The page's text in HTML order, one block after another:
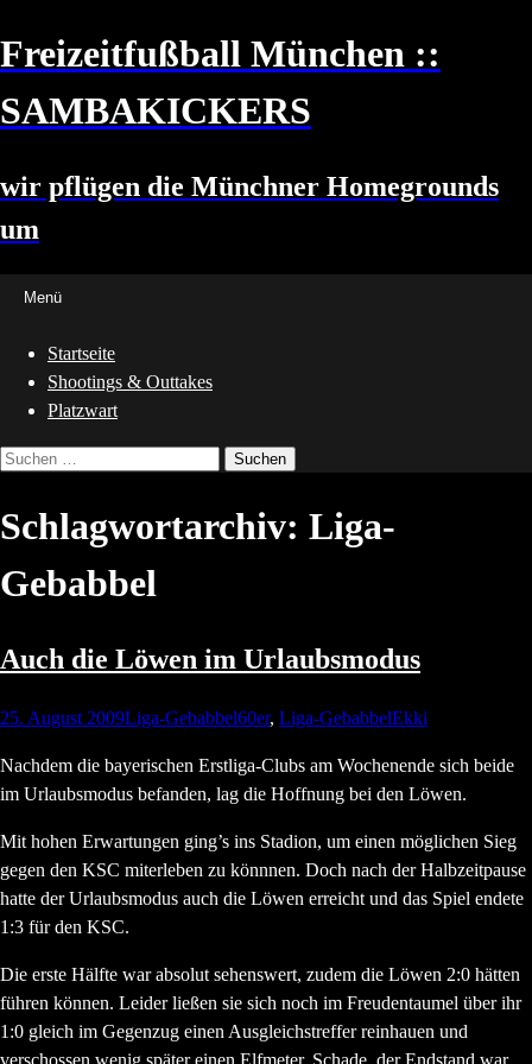
Zum
Inhalt
springen
Freizeitfußball München ::
SAMBAKICKERS
wir pflügen die Münchner Homegrounds
um
Menü
Startseite
Shootings & Outtakes
Platzwart
Suchen
Schlagwortarchiv: Liga-
Gebabbel
Auch die Löwen im Urlaubsmodus
25. August 2009Liga-Gebabbel60er, Liga-GebabbelEkki
Nachdem die bayerischen Erstliga-Clubs am Wochenende sich beide
im Urlaubsmodus befanden, lag die Hoffnung bei den Löwen.
Mit hohen Erwartungen ging’s ins Stadion, um einen möglichen Sieg
gegen den KSC miterleben zu könnnen. Doch nach der Halbzeitpause
hatte der Urlaubsmodus auch die Löwen erreicht und das Spiel endete
1:3 für den KSC.
Die erste Hälfte war absolut sehenswert, zudem die Löwen 2:0 hätten
führen können. Leider ließen sie sich noch im Freudentaumel über ihr
1:0 gleich im Gegenzug einen Ausgleichstreffer reinhauen und
verschossen wenig später einen Elfmeter. Schade, der Endstand war